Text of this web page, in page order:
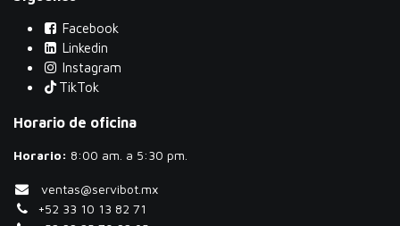
Facebook
Linkedin
Instagram
TikTok
Horario de oficina
Horario: ​8:00 am. a 5:30 pm.
ventas@servibot.mx
+52 33 10 13 82 71